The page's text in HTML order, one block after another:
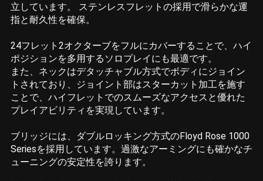
立しています。 ステンレスフレットの採用で滑らかな運
指と耐久性を確保。
24フレット2オクターブをフルにカバーすることで、ハイ
ポジションを多用するソロプレイにも最適です。
また、ネックはデタッチャブル方式でボディにジョイン
トされており、ジョイント部はスターカット加工を施す
ことで、ハイフレットでのスムーズなアクセスと優れた
プレイアビリティを実現しています。
ブリッジには、ダブルロッキング方式のFloyd Rose 1000
Seriesを採用しています。過激なアーミングにも確かなチ
ューニングの安定性を誇ります。